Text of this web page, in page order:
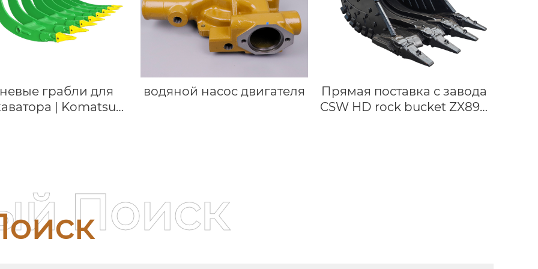
грабли для
| Komatsu
водяной насос двигателя
Прямая поставка с завода
CSW HD rock bucket ZX890
Поиск